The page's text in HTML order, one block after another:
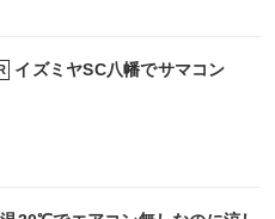
イズミヤSC八幡でサマコン